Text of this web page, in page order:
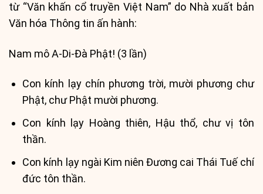
từ “Văn khấn cổ truyền Việt Nam” do Nhà xuất bản
Văn hóa Thông tin ấn hành:
Nam mô A-Di-Đà Phật! (3 lần)
Con kính lạy chín phương trời, mười phương chư
Phật, chư Phật mười phương.
Con kính lạy Hoàng thiên, Hậu thổ, chư vị tôn
thần.
Con kính lạy ngài Kim niên Đương cai Thái Tuế chí
đức tôn thần.